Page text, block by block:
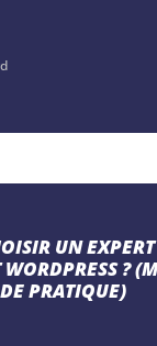
UN
WORDPRESS ?
PRATIQUE)